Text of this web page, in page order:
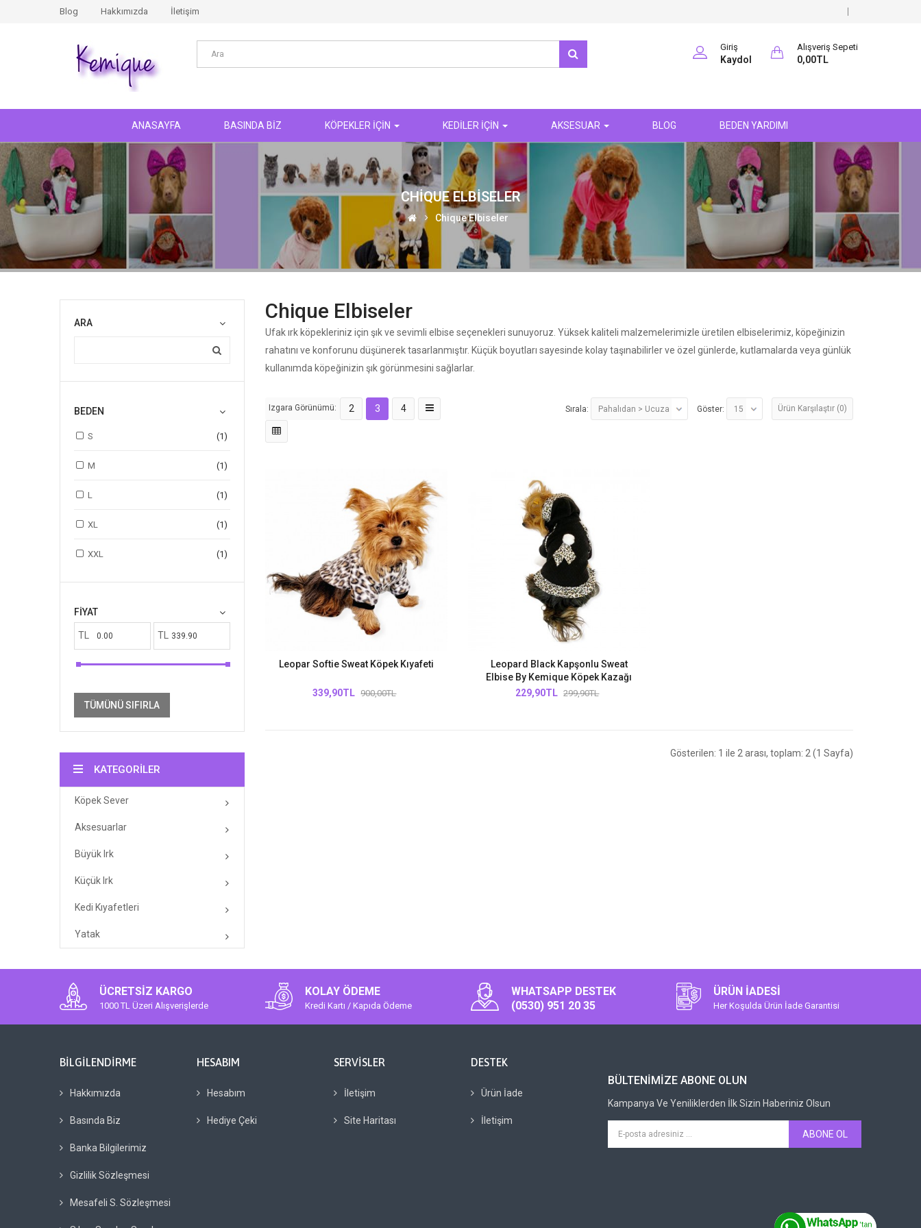
Blog Hakkımızda İletişim
Alışveriş Sepeti
0,00TL
Giriş
Kaydol
ANASAYFA BASINDA BİZ KÖPEKLER İÇİN KEDİLER İÇİN AKSESUAR BLOG BEDEN YARDIMI
CHIQUE ELBISELER
Chique Elbiseler
ARA
BEDEN
S (1)
M (1)
L (1)
XL (1)
XXL (1)
FIYAT
TL TL
TÜMÜNÜ SIFIRLA
KATEGORILER
Köpek Sever
Aksesuarlar
Büyük Irk
Küçük Irk
Kedi Kıyafetleri
Yatak
Chique Elbiseler
Ufak ırk köpekleriniz için şık ve sevimli elbise seçenekleri sunuyoruz. Yüksek kaliteli malzemelerimizle üretilen elbiselerimiz, köpeğinizin
rahatını ve konforunu düşünerek tasarlanmıştır. Küçük boyutları sayesinde kolay taşınabilirler ve özel günlerde, kutlamalarda veya günlük
kullanımda köpeğinizin şık görünmesini sağlarlar.
Izgara Görünümü: 2 3 4 Sırala: Göster: Ürün Karşılaştır (0)
Leopar Softie Sweat Köpek Kıyafeti
339,90TL 900,00TL
Leopard Black Kapşonlu Sweat
Elbise By Kemique Köpek Kazağı
229,90TL 299,90TL
Gösterilen: 1 ile 2 arası, toplam: 2 (1 Sayfa)
ÜCRETSIZ KARGO
1000 TL Üzeri Alışverişlerde
KOLAY ÖDEME
Kredi Kartı / Kapıda Ödeme
WHATSAPP DESTEK
(0530) 951 20 35
ÜRÜN İADESI
Her Koşulda Ürün İade Garantisi
BILGILENDIRME
Hakkımızda
Basında Biz
Banka Bilgilerimiz
Gizlilik Sözleşmesi
Mesafeli S. Sözleşmesi
HESABIM
Hesabım
Hediye Çeki
SERVISLER
İletişim
Site Haritası
DESTEK
Ürün İade
İletişim
BÜLTENIMIZE ABONE OLUN
Kampanya Ve Yeniliklerden İlk Sizin Haberiniz Olsun
ABONE OL